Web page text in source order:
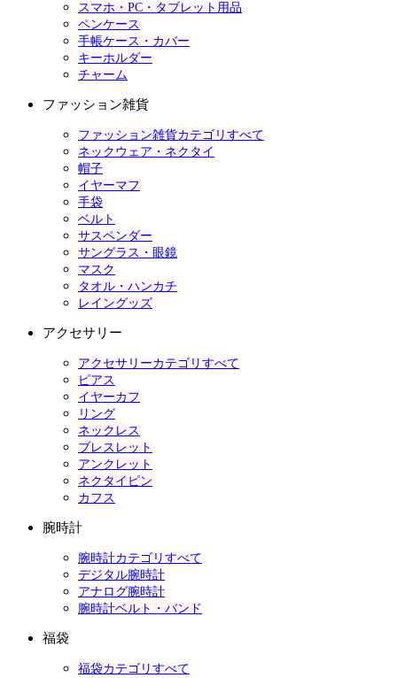
スマホ・PC・タブレット用品
ペンケース
手帳ケース・カバー
キーホルダー
チャーム
ファッション雑貨
ファッション雑貨カテゴリすべて
ネックウェア・ネクタイ
帽子
イヤーマフ
手袋
ベルト
サスペンダー
サングラス・眼鏡
マスク
タオル・ハンカチ
レイングッズ
アクセサリー
アクセサリーカテゴリすべて
ピアス
イヤーカフ
リング
ネックレス
ブレスレット
アンクレット
ネクタイピン
カフス
腕時計
腕時計カテゴリすべて
デジタル腕時計
アナログ腕時計
腕時計ベルト・バンド
福袋
福袋カテゴリすべて